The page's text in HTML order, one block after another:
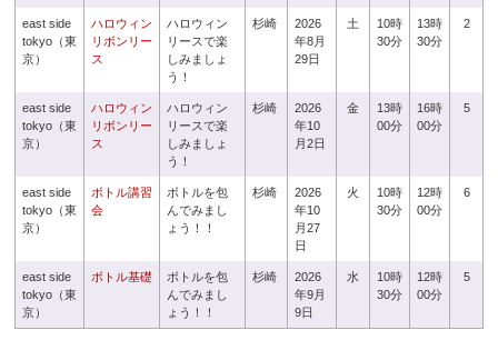
east side
tokyo（東
京）
ハロウィン
リボンリー
ス
ハロウィン
リースで楽
しみましょ
う！
杉崎
2026
年8月
29日
土
10時
30分
13時
30分
2
east side
tokyo（東
京）
ハロウィン
リボンリー
ス
ハロウィン
リースで楽
しみましょ
う！
杉崎
2026
年10
月2日
金
13時
00分
16時
00分
5
east side
tokyo（東
京）
ボトル講習
会
ボトルを包
んでみまし
ょう！！
杉崎
2026
年10
月27
日
火
10時
30分
12時
00分
6
east side
tokyo（東
京）
ボトル基礎
ボトルを包
んでみまし
ょう！！
杉崎
2026
年9月
9日
水
10時
30分
12時
00分
5